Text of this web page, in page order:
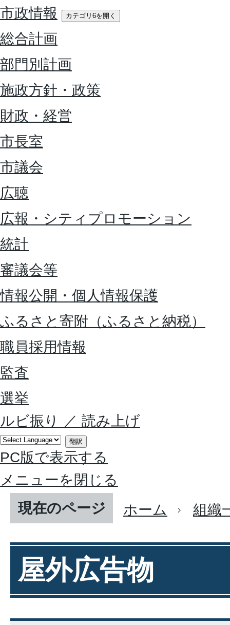
市政情報 カテゴリ6を開く
総合計画
部門別計画
施政方針・政策
財政・経営
市長室
市議会
広聴
広報・シティプロモーション
統計
審議会等
情報公開・個人情報保護
ふるさと寄附（ふるさと納税）
職員採用情報
監査
選挙
ルビ振り
／ 読み上げ
翻訳
PC版で表示する
メニューを閉じる
現在のページ
ホーム 組織
屋外広告物